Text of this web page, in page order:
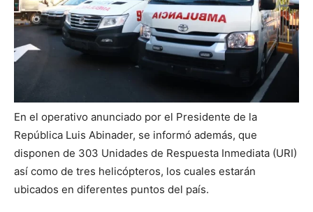
En el operativo anunciado por el Presidente de la
República Luis Abinader, se informó además, que
disponen de 303 Unidades de Respuesta Inmediata (URI)
así como de tres helicópteros, los cuales estarán
ubicados en diferentes puntos del país.